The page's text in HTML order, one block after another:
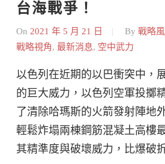
台海戰爭！
On 2021 年 5 月 21 日 By 戰略
戰略視角, 最新消息, 空中武力
以色列在近期的以巴衝突中，
的巨大威力，以色列空軍投擲
了清除哈瑪斯的火箭發射陣地
輕鬆炸塌兩棟鋼筋混凝土高樓
其精準度與破壞威力，比爆破